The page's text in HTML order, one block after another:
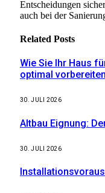
Entscheidungen
auch bei der
Related Posts
Wie Sie Ihr Haus
optimal vorbereiten
30. JULI 2026
Altbau Eignung:
30. JULI 2026